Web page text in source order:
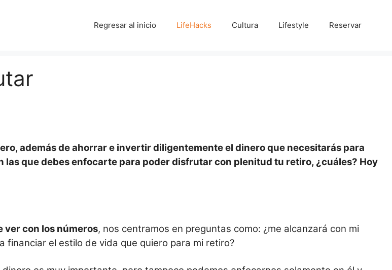
Regresar al inicio LifeHacks Cultura Lifestyle Reservar
además de ahorrar e invertir diligentemente el dinero que necesitarás para
que debes enfocarte para poder disfrutar con plenitud tu retiro, ¿cuáles? Hoy
ver con los números, nos centramos en preguntas como: ¿me alcanzará con mi
financiar el estilo de vida que quiero para mi retiro?